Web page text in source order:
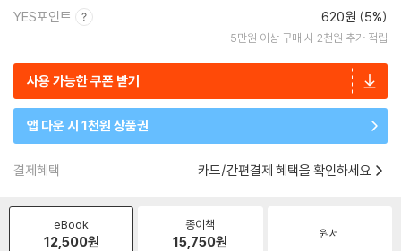
YES포인트 620원 (5%)
5만원 이상 구매 시 2천원 추가 적립
사용 가능한 쿠폰 받기
앱 다운 시 1천원 상품권
결제혜택 카드/간편결제 혜택을 확인하세요
eBook
12,500원
종이책
15,750원 원서